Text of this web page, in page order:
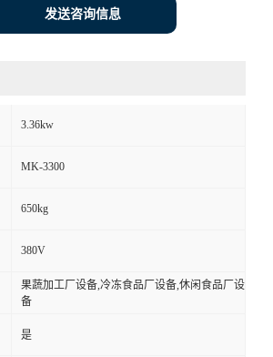
发送咨询信息
3.36kw
MK-3300
650kg
380V
果蔬加工厂设备,冷冻食品厂设备,休闲食品厂设
备
是